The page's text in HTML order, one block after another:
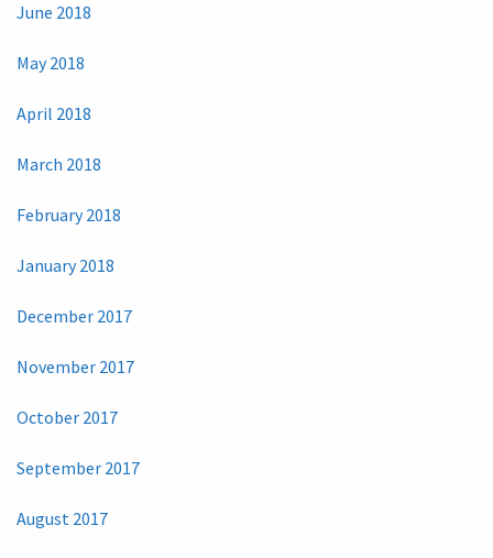
June 2018
May 2018
April 2018
March 2018
February 2018
January 2018
December 2017
November 2017
October 2017
September 2017
August 2017